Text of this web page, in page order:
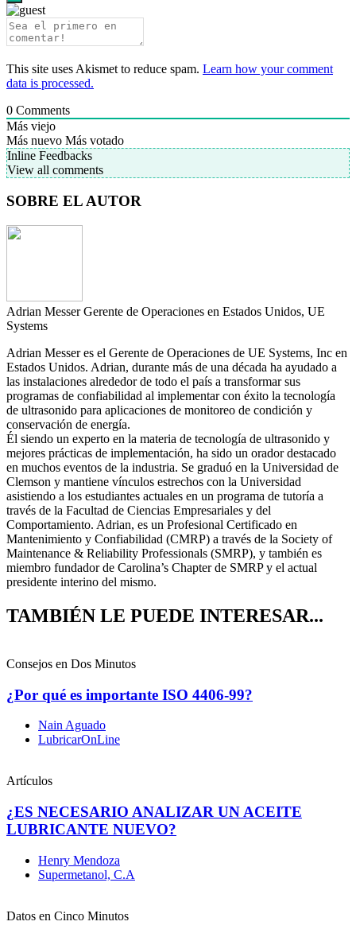
This site uses Akismet to reduce spam. Learn how your comment
data is processed.
0 Comments
Más viejo
Más nuevo Más votado
Inline Feedbacks
View all comments
SOBRE EL AUTOR
Adrian Messer Gerente de Operaciones en Estados Unidos, UE
Systems
Adrian Messer es el Gerente de Operaciones de UE Systems, Inc en
Estados Unidos. Adrian, durante más de una década ha ayudado a
las instalaciones alrededor de todo el país a transformar sus
programas de confiabilidad al implementar con éxito la tecnología
de ultrasonido para aplicaciones de monitoreo de condición y
conservación de energía.
Él siendo un experto en la materia de tecnología de ultrasonido y
mejores prácticas de implementación, ha sido un orador destacado
en muchos eventos de la industria. Se graduó en la Universidad de
Clemson y mantiene vínculos estrechos con la Universidad
asistiendo a los estudiantes actuales en un programa de tutoría a
través de la Facultad de Ciencias Empresariales y del
Comportamiento. Adrian, es un Profesional Certificado en
Mantenimiento y Confiabilidad (CMRP) a través de la Society of
Maintenance & Reliability Professionals (SMRP), y también es
miembro fundador de Carolina’s Chapter de SMRP y el actual
presidente interino del mismo.
TAMBIÉN LE PUEDE INTERESAR...
Consejos en Dos Minutos
¿Por qué es importante ISO 4406-99?
Nain Aguado
LubricarOnLine
Artículos
¿ES NECESARIO ANALIZAR UN ACEITE
LUBRICANTE NUEVO?
Henry Mendoza
Supermetanol, C.A
Datos en Cinco Minutos